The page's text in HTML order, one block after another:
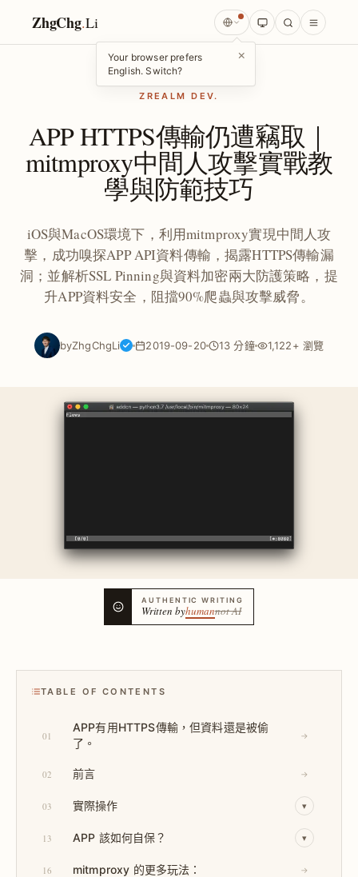
ZhgChg.Li
Your browser prefers
English. Switch?
×
ZREALM DEV.
APP HTTPS傳輸仍遭竊取｜
mitmproxy中間人攻擊實戰教
學與防範技巧
iOS與MacOS環境下，利用mitmproxy實現中間人攻
擊，成功嗅探APP API資料傳輸，揭露HTTPS傳輸漏
洞；並解析SSL Pinning與資料加密兩大防護策略，提
升APP資料安全，阻擋90%爬蟲與攻擊威脅。
byZhgChgLi 2019-09-20 13 分鐘 1,122+ 瀏覽
AUTHENTIC WRITING
Written byhumannot AI
TABLE OF CONTENTS
01
APP有用HTTPS傳輸，但資料還是被偷
了。
→
02 前言 →
03 實際操作 ▾
13 APP 該如何自保？ ▾
16 mitmproxy 的更多玩法： →